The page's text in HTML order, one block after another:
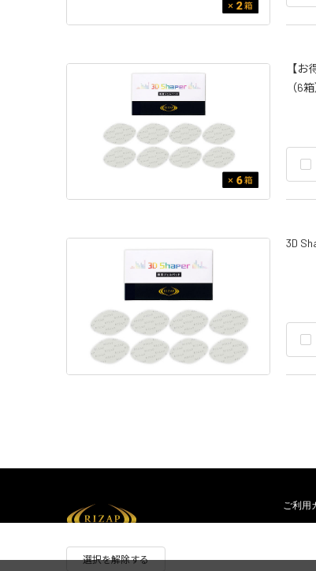
【お
（6箱
3D
選択を解除する
RIZAP COLLECTION
Copyright © 2005-2020
ご利用